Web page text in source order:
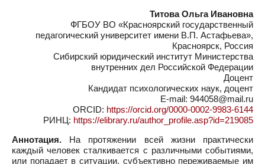
Титова Ольга Ивановна
ФГБОУ ВО «Красноярский государственный
педагогический университет имени В.П. Астафьева»,
Красноярск, Россия
Сибирский юридический институт Министерства
внутренних дел Российской Федерации
Доцент
Кандидат психологических наук, доцент
Е-mail: 944058@mail.ru
ORCID: https://orcid.org/0000-0002-9983-6144
РИНЦ: https://elibrary.ru/author_profile.asp?id=219085
Аннотация. На протяжении всей жизни практически
каждый человек сталкивается с различными событиями,
или попадает в ситуации, субъективно переживаемые им